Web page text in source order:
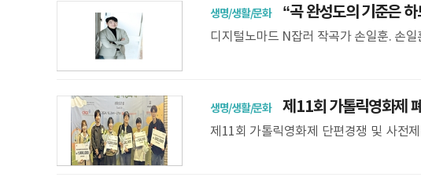
생명/생활/문화“곡 완성도의 기준은 하
디지털노마드 N잡러 작곡가 손일훈. 손
생명/생활/문화제11회 가톨릭영화제
제11회 가톨릭영화제 단편경쟁 및 사전